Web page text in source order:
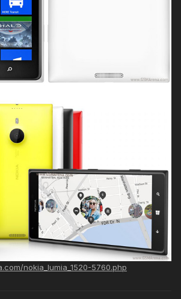
nokia_lumia_1520-5760.php